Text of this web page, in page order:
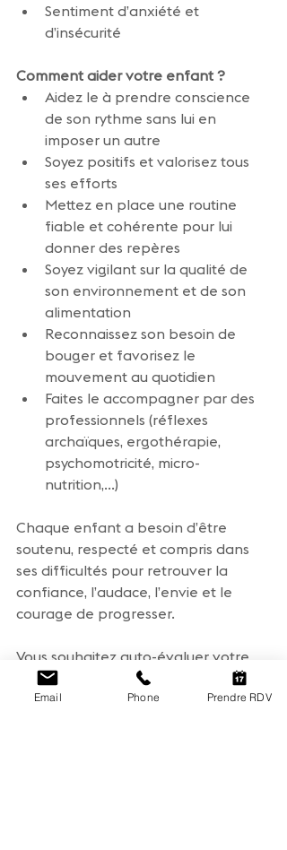
Sentiment d’anxiété et
d’insécurité
Comment aider votre enfant ?
Aidez le à prendre conscience
de son rythme sans lui en
imposer un autre
Soyez positifs et valorisez tous
ses efforts
Mettez en place une routine
fiable et cohérente pour lui
donner des repères
Soyez vigilant sur la qualité de
son environnement et de son
alimentation
Reconnaissez son besoin de
bouger et favorisez le
mouvement au quotidien
Faites le accompagner par des
professionnels (réflexes
archaïques, ergothérapie,
psychomotricité, micro-
nutrition,...)
Chaque enfant a besoin d’être
soutenu, respecté et compris dans
ses difficultés pour retrouver la
confiance, l’audace, l’envie et le
courage de progresser.
Vous souhaitez auto-évaluer votre
enfant ?
Répondez au questionnaire sur le
Email Phone Prendre RDV